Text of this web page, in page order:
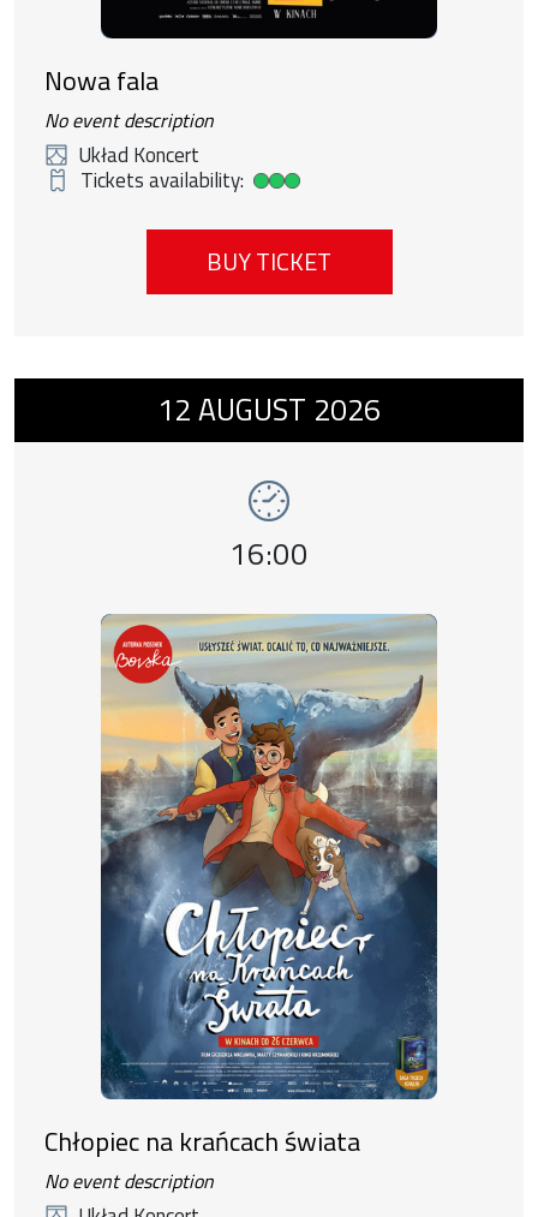
Nowa fala
No event description
Układ Koncert
Tickets availability:
High ticket availability
BUY TICKET
Event number 10: Chłopiec na krańcach
12AUGUST 2026
Event time,
16:00
Chłopiec na krańcach świata
No event description